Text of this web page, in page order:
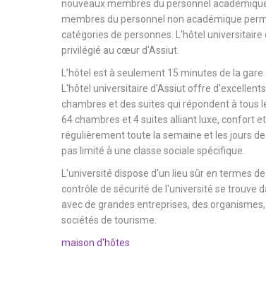
nouveaux membres du personnel
membres du personnel non académique
catégories de personnes. L'hôtel
privilégié au cœur d'Assiut.
L’hôtel est à seulement 15 minutes de la
L'hôtel universitaire d'Assiut offre
chambres et des suites qui répondent à tous
64 chambres et 4 suites alliant luxe, confort
régulièrement toute la semaine et les jours
pas limité à une classe sociale spécifique.
L'université dispose d'un lieu sûr en termes
contrôle de sécurité de l'université se trouve
avec de grandes entreprises, des
sociétés de tourisme.
maison d'hôtes